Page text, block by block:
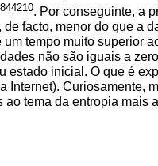
. Por conseguinte, a
facto, menor do que a
tempo muito superior
não são iguais a
estado inicial. O que é
Internet). Curiosamente,
tema da entropia mais